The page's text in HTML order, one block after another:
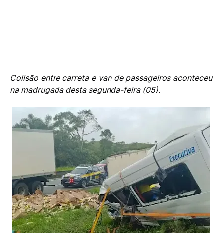
Colisão entre carreta e van de passageiros aconteceu
na madrugada desta segunda-feira (05).